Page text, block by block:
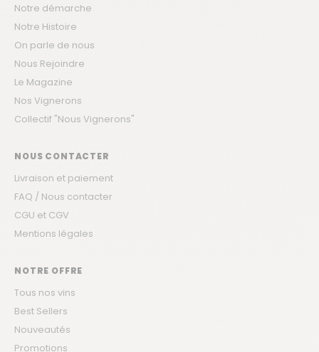
Notre démarche
Notre Histoire
On parle de nous
Nous Rejoindre
Le Magazine
Nos Vignerons
Collectif "Nous Vignerons"
NOUS CONTACTER
Livraison et paiement
FAQ / Nous contacter
CGU et CGV
Mentions légales
NOTRE OFFRE
Tous nos vins
Best Sellers
Nouveautés
Promotions